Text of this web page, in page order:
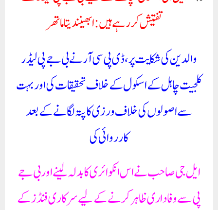
تفتیش کر رہے ہیں: ابھینندیتا ماتھر
والدین کی شکایت پر، ڈی پی سی آر نے بی جے پی لیڈر
کلجیت چاہل کے اسکول کے خلاف تحقیقات کی اور بہت
سے اصولوں کی خلاف ورزی کا پتہ لگانے کے بعد
کارروائی کی
ایل جی صاحب نے اس انکوائری کا بدلہ لینے اور بی جے
پی سے وفاداری ظاہر کرنے کے لیے سرکاری فنڈز کے